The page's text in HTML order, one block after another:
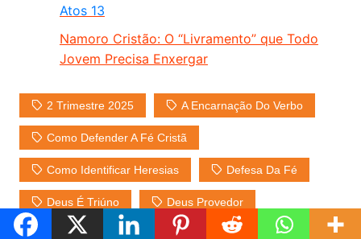
Atos 13
Namoro Cristão: O “Livramento” que Todo
Jovem Precisa Enxergar
2 Trimestre 2025 A Encarnação Do Verbo
Como Defender A Fé Cristã
Como Identificar Heresias Defesa Da Fé
Deus É Triúno Deus Provedor
Doutrina Bíblica Ebd